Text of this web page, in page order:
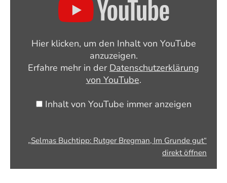
YouTube
Hier klicken, um den Inhalt von YouTube
anzuzeigen.
Erfahre mehr in der Datenschutzerklärung
von YouTube.
Inhalt von YouTube immer anzeigen
„Selmas Buchtipp: Rutger Bregman, Im Grunde gut“
direkt öffnen